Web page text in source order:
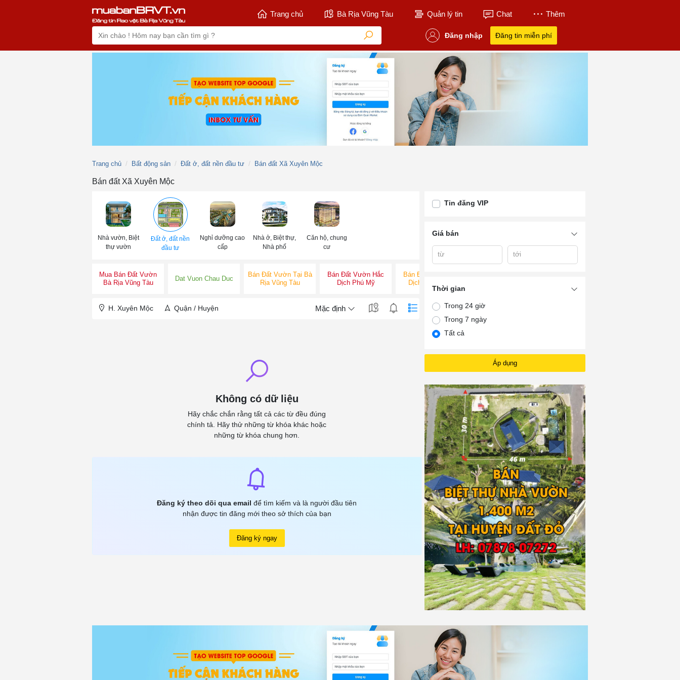
Trang chủ Bà Rịa Vũng Tàu Quản lý tin Chat Thêm
Đăng nhập Đăng tin miễn phí
Trang chủ Bất động sản Đất ở, đất nền đầu tư Bán đất Xã Xuyên Mộc
Bán đất Xã Xuyên Mộc
Nhà vườn, Biệt
thự vườn
Đất ở, đất nền
đầu tư
Nghỉ dưỡng cao
cấp
Nhà ở, Biệt thự,
Nhà phố
Căn hộ, chung
cư
Mua Bán Đất Vườn
Bà Rịa Vũng Tàu
Dat Vuon Chau Duc
Bán Đất Vườn Tại Bà
Rịa Vũng Tàu
Bán Đất Vườn Hắc
Dịch Phú Mỹ
Bán Đất Vườn Hắc
Dịch Tân Thành
H. Xuyên Mộc Quận / Huyện Mặc định
Không có dữ liệu
Hãy chắc chắn rằng tất cả các từ đều đúng
chính tả. Hãy thử những từ khóa khác hoặc
những từ khóa chung hơn.
Đăng ký theo dõi qua email để tìm kiếm và là người đầu tiên
nhận được tin đăng mới theo sở thích của bạn
Đăng ký ngay
Tin đăng VIP
Giá bán
từ tới
Thời gian
Trong 24 giờ
Trong 7 ngày
Tất cả
Áp dụng